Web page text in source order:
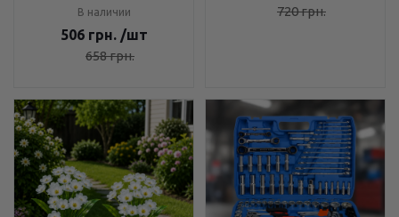
В наличии
506 грн. /шт
658грн.
720грн.